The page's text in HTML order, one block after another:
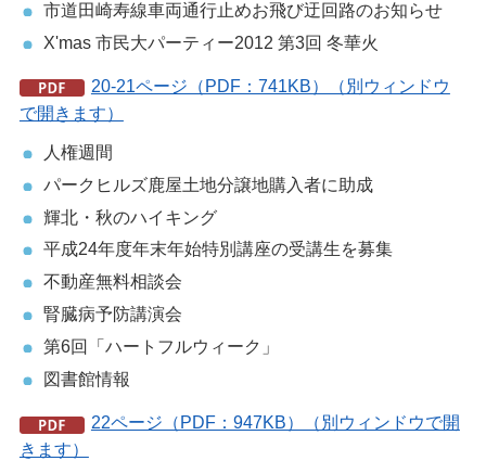
市道田崎寿線車両通行止めお飛び迂回路のお知らせ
X'mas 市民大パーティー2012 第3回 冬華火
20-21ページ（PDF：741KB）（別ウィンドウ
で開きます）
人権週間
パークヒルズ鹿屋土地分譲地購入者に助成
輝北・秋のハイキング
平成24年度年末年始特別講座の受講生を募集
不動産無料相談会
腎臓病予防講演会
第6回「ハートフルウィーク」
図書館情報
22ページ（PDF：947KB）（別ウィンドウで開
きます）